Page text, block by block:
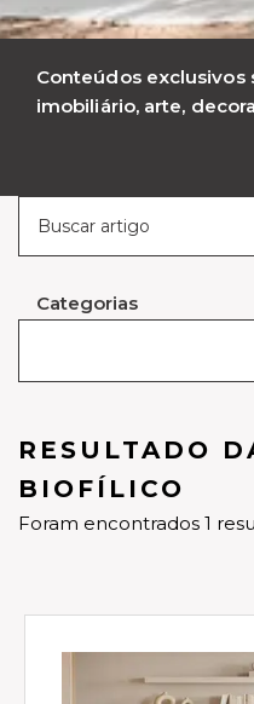
Conteúdos exclusivos
imobiliário, arte,
Categorias
RESULTADO
BIOFÍLICO
Foram encontrados 1